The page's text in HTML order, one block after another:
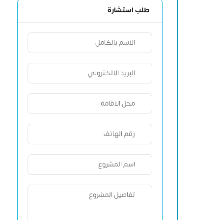
طلب استشارة